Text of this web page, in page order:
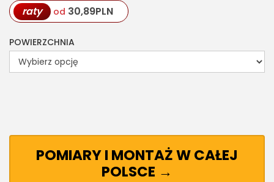
raty od 30,89PLN
POWIERZCHNIA
POMIARY I MONTAŻ W CAŁEJ
POLSCE →